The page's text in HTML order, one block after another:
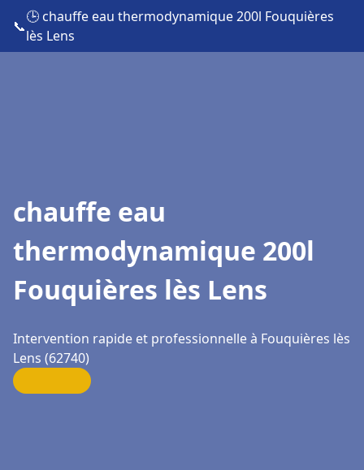
📞
🕒 chauffe eau thermodynamique 200l Fouquières
lès Lens
chauffe eau
thermodynamique 200l
Fouquières lès Lens
Intervention rapide et professionnelle à Fouquières lès
Lens (62740)